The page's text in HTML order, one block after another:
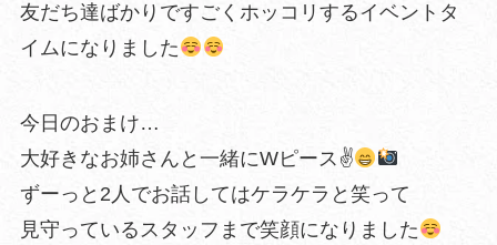
友だち達ばかりですごくホッコリするイベントタ
イムになりました
今日のおまけ…
大好きなお姉さんと一緒にWピース✌
ずーっと2人でお話してはケラケラと笑って
見守っているスタッフまで笑顔になりました